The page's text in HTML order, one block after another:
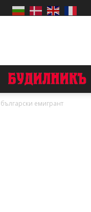
български емигрант